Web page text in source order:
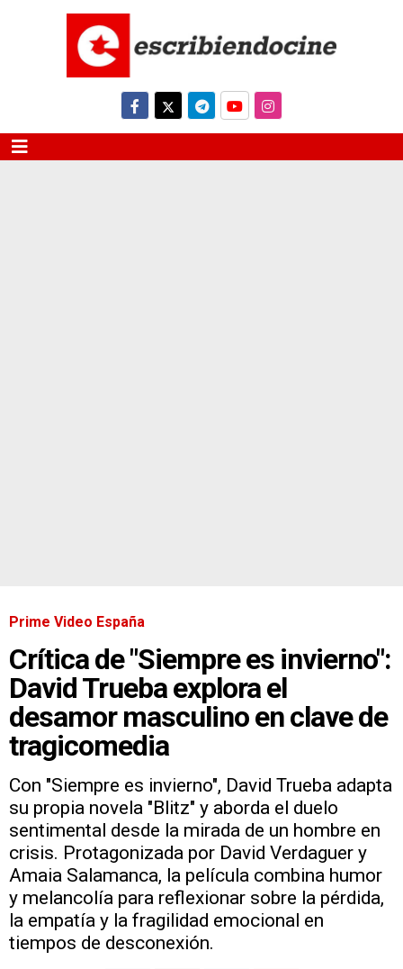
Prime Video España
Crítica de "Siempre es invierno":
David Trueba explora el
desamor masculino en clave de
tragicomedia
Con "Siempre es invierno", David Trueba adapta
su propia novela "Blitz" y aborda el duelo
sentimental desde la mirada de un hombre en
crisis. Protagonizada por David Verdaguer y
Amaia Salamanca, la película combina humor
y melancolía para reflexionar sobre la pérdida,
la empatía y la fragilidad emocional en
tiempos de desconexión.